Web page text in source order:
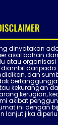
dinyatakan
asal bahan
atau organisasi
diambil
dan
kekurangan
kerugian,
akibat
ini dengan
lanjut jika